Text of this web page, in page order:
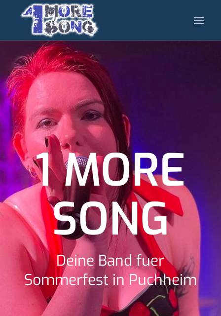
1 MORE
SONG
Deine Band fuer
Sommerfest in Puchheim